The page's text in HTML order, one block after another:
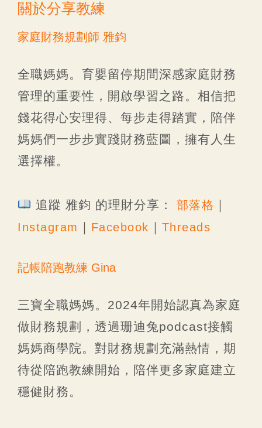
關於分享教練
家庭財務規劃師 雅鈞
全職媽媽。育嬰留停期間深感家庭財務
管理的重要性，開啟學習之路。相信把
錢花得心安理得、每步走得踏實，陪伴
媽媽們一步步實踐財務藍圖，擁有人生
選擇權。
追蹤 雅鈞 的理財分享： 部落格 ｜
Instagram ｜ Facebook ｜ Threads
記帳陪跑教練 Gina
三寶全職媽媽。2024年開始認真為家庭
做財務規劃，透過珊迪兔podcast接觸
媽媽商學院。對財務規劃充滿熱情，期
待從陪跑教練開始，陪伴更多家庭建立
穩健財務。